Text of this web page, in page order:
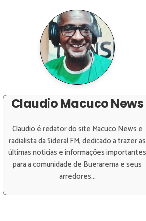
Claudio Macuco News
Claudio é redator do site Macuco News e
radialista da Sideral FM, dedicado a trazer as
últimas notícias e informações importantes
para a comunidade de Buerarema e seus
arredores...